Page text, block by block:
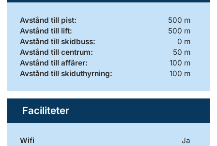
Avstånd till pist:
500 m
Avstånd till lift:
500 m
Avstånd till skidbuss:
0 m
Avstånd till centrum:
50 m
Avstånd till affärer:
100 m
Avstånd till skiduthyrning:
100 m
Faciliteter
Wifi
Ja